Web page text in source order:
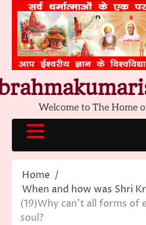
content
Welcome to The Home
Home
When and how was Shri
(19)Why can’t all forms of
soul?